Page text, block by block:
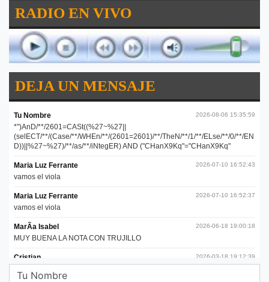
RADIO EN VIVO
DEJA UN MENSAJE